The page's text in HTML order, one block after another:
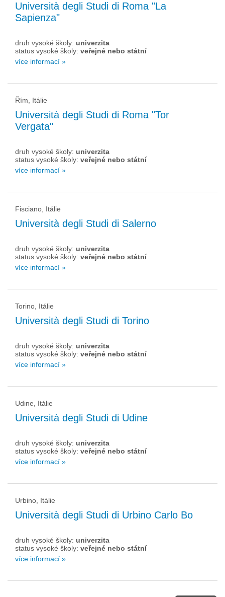
Università degli Studi di Roma "La
Sapienza"
druh vysoké školy: univerzita
status vysoké školy: veřejné nebo státní
více informací »
Řím, Itálie
Università degli Studi di Roma "Tor
Vergata"
druh vysoké školy: univerzita
status vysoké školy: veřejné nebo státní
více informací »
Fisciano, Itálie
Università degli Studi di Salerno
druh vysoké školy: univerzita
status vysoké školy: veřejné nebo státní
více informací »
Torino, Itálie
Università degli Studi di Torino
druh vysoké školy: univerzita
status vysoké školy: veřejné nebo státní
více informací »
Udine, Itálie
Università degli Studi di Udine
druh vysoké školy: univerzita
status vysoké školy: veřejné nebo státní
více informací »
Urbino, Itálie
Università degli Studi di Urbino Carlo Bo
druh vysoké školy: univerzita
status vysoké školy: veřejné nebo státní
více informací »